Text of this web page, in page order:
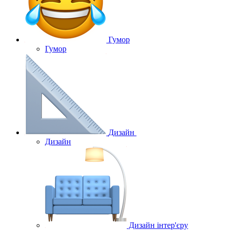
Гумор
Гумор
Дизайн
Дизайн
Дизайн інтер'єру